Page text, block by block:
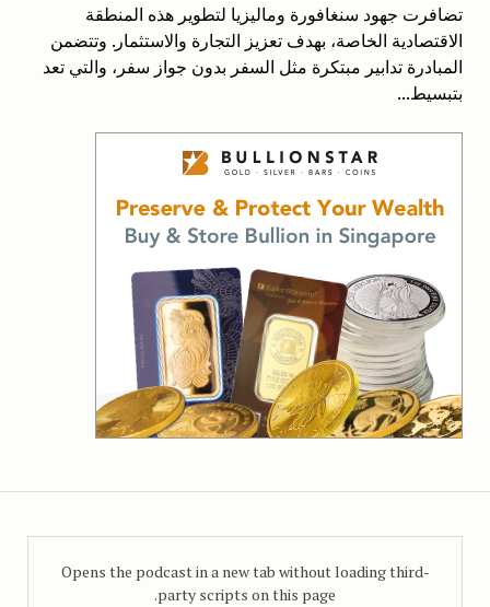
تضافرت جهود سنغافورة وماليزيا لتطوير هذه المنطقة
الاقتصادية الخاصة، بهدف تعزيز التجارة والاستثمار. وتتضمن
المبادرة تدابير مبتكرة مثل السفر بدون جواز سفر، والتي تعد
بتبسيط...
Opens the podcast in a new tab without loading third-
party scripts on this page.